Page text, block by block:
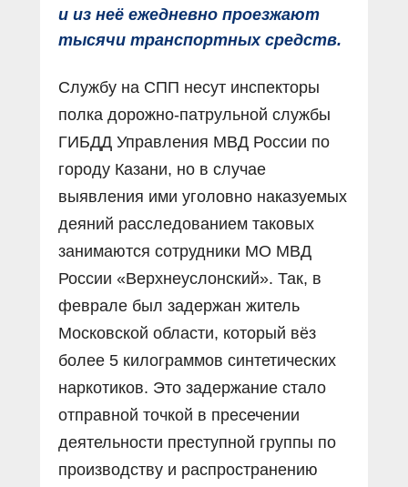
и из неё ежедневно проезжают
тысячи транспортных средств.
Службу на СПП несут инспекторы
полка дорожно-патрульной службы
ГИБДД Управления МВД России по
городу Казани, но в случае
выявления ими уголовно наказуемых
деяний расследованием таковых
занимаются сотрудники МО МВД
России «Верхнеуслонский». Так, в
феврале был задержан житель
Московской области, который вёз
более 5 килограммов синтетических
наркотиков. Это задержание стало
отправной точкой в пресечении
деятельности преступной группы по
производству и распространению